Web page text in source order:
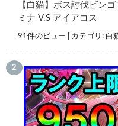
【白猫】ボス討伐ビン
ミナ V.S アイアコス
91件のビュー カテゴリ: 白